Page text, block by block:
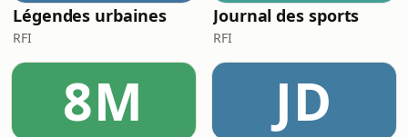
Légendes urbaines
RFI
Journal des sports
RFI
8M JD